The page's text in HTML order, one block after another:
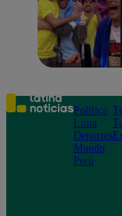
Política
Lima
Deportes
Mundo
Perú